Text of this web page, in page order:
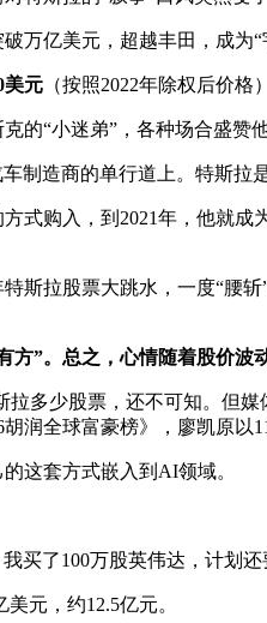
万亿美元，超越丰田，成为“
美元 （按照2022年除权后价格）
的“小迷弟”，各种场合盛赞
制造商的单行道上。特斯拉
式购入，到2021年，他就
斯拉股票大跳水，一度“腰
”。总之，心情随着股价波
多少股票，还不可知。但媒
润全球富豪榜》，廖凯原以
这套方式嵌入到AI领域。
买了100万股英伟达，计划
元，约12.5亿元。